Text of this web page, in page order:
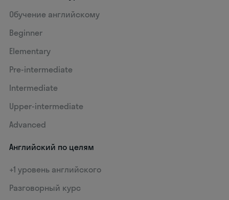
Обучение английскому
Beginner
Elementary
Pre-intermediate
Intermediate
Upper-intermediate
Advanced
Английский по целям
+1 уровень английского
Разговорный курс